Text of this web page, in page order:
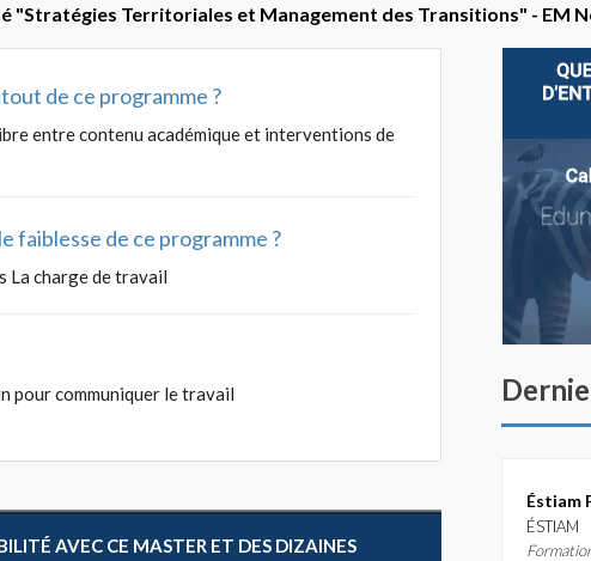
"Stratégies Territoriales et Management des Transitions" - EM
de ce programme ?
entre contenu académique et interventions de
faiblesse de ce programme ?
La charge de travail
pour communiquer le travail
AVEC CE MASTER ET DES DIZAINES
ÉSTIAM